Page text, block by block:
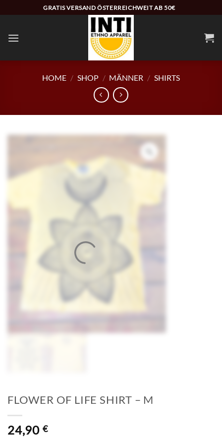
Inhalt
GRATIS VERSAND ÖSTERREICHWEIT AB 50€
HOME / SHOP / MÄNNER / SHIRTS
FLOWER OF LIFE SHIRT – M
24,90 €